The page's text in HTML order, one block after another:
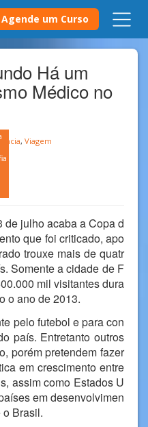
Agende um Curso
Há um
Médico no
, Viagem
de julho acaba a Copa d
que foi criticado, apo
trouxe mais de quatr
Somente a cidade de F
mil visitantes dura
o ano de 2013.
pelo futebol e para con
país. Entretanto outros
porém pretendem fazer
em crescimento entre
assim como Estados U
em desenvolvimen
Brasil.